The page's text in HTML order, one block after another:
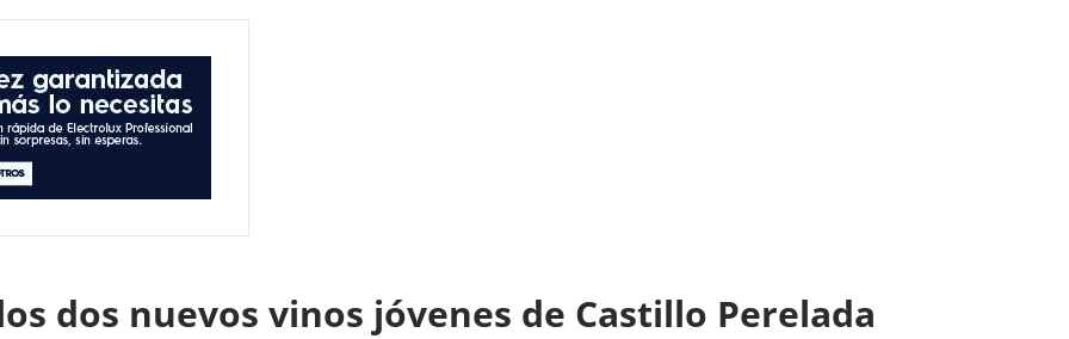
dos nuevos vinos jóvenes de Castillo Perelada